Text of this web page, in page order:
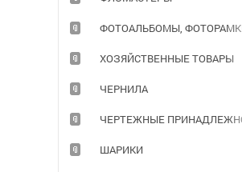
ФОТОАЛЬБОМЫ,
ХОЗЯЙСТВЕННЫЕ ТОВАРЫ
ЧЕРНИЛА
ЧЕРТЕЖНЫЕ
ШАРИКИ